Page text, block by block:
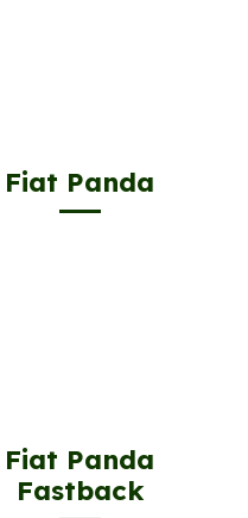
Fiat Panda
Fiat Panda
Fastback